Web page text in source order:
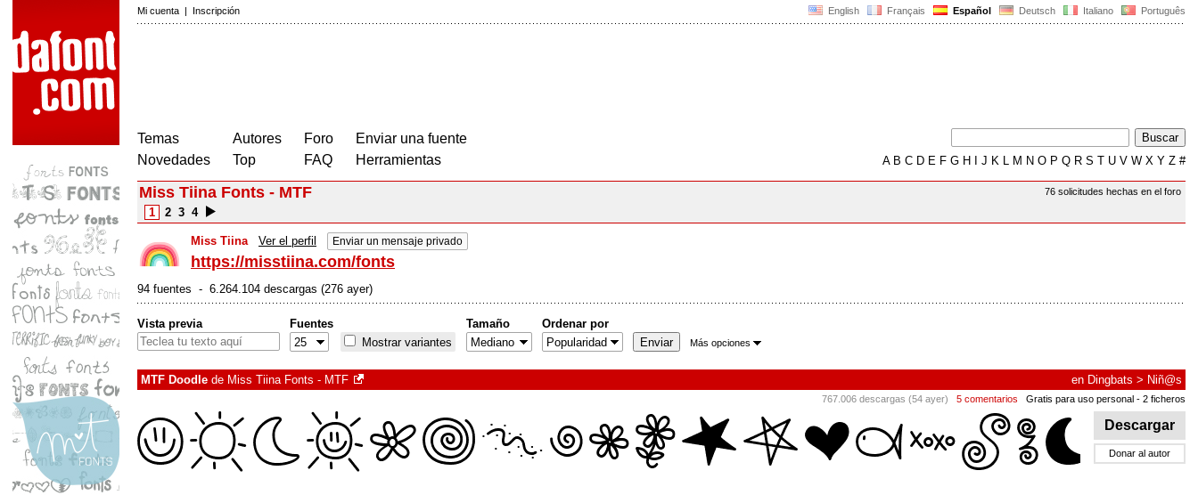
English Français Español Deutsch Italiano Português
Mi cuenta | Inscripción
Temas
Novedades
Autores
Top
Foro
FAQ
Enviar una fuente
Herramientas
AB C D E F G H J K L M N O P Q R S T U V W X Y Z #
76 solicitudes hechas en el foro
Miss Tiina Fonts - MTF
1 2 3 4
Miss Tiina Ver el perfil Enviar un mensaje privado
https://misstiina.com/fonts
94 fuentes - 6.264.104 descargas (276 ayer)
Vista previa
Fuentes
Mostrar variantes
Tamaño Ordenar por
Más opciones
MTF Doodle de Miss Tiina Fonts - MTF en Dingbats > Niñ@s
767.006 descargas (54 ayer) 5 comentarios Gratis para uso personal - 2 ficheros
Descargar
Donar al autor